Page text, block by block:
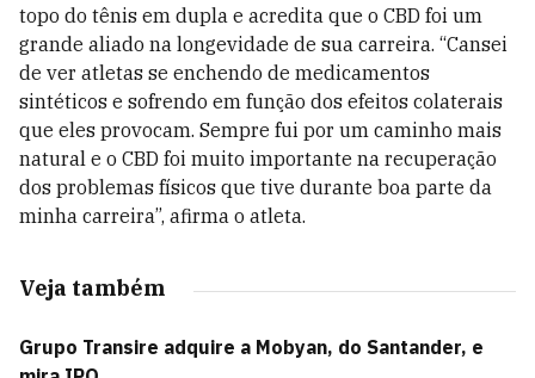
topo do tênis em dupla e acredita que o CBD foi um
grande aliado na longevidade de sua carreira. “Cansei
de ver atletas se enchendo de medicamentos
sintéticos e sofrendo em função dos efeitos colaterais
que eles provocam. Sempre fui por um caminho mais
natural e o CBD foi muito importante na recuperação
dos problemas físicos que tive durante boa parte da
minha carreira”, afirma o atleta.
Veja também
Grupo Transire adquire a Mobyan, do Santander, e